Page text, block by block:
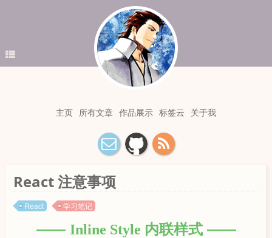
主页 所有文章 作品展示 标签云 关于我
React 注意事项
React 学习笔记
Inline Style 内联样式